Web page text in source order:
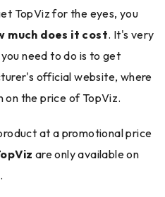
TopViz for the eyes, you
much does it cost. It's very
need to do is to get
official website, where
on the price of TopViz.
at a promotional price
are only available on